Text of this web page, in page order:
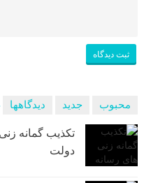
محبوب جدید دیدگاهها
تکذیب گمانه
دولت